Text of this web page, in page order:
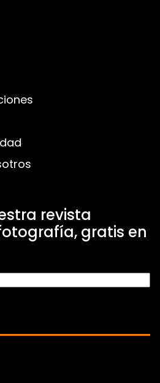
revista
gratis en